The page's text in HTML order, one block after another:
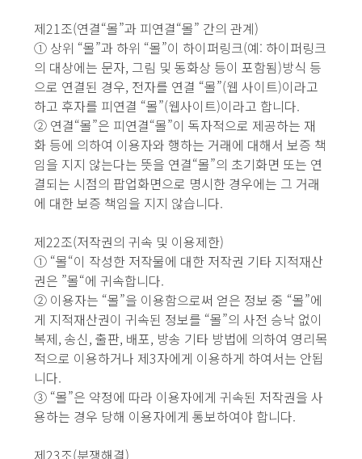
제21조(연결“몰”과 피연결“몰” 간의 관계)
① 상위 “몰”과 하위 “몰”이 하이퍼링크(예: 하이퍼링크
의 대상에는 문자, 그림 및 동화상 등이 포함됨)방식 등
으로 연결된 경우, 전자를 연결 “몰”(웹 사이트)이라고
하고 후자를 피연결 “몰”(웹사이트)이라고 합니다.
② 연결“몰”은 피연결“몰”이 독자적으로 제공하는 재
화 등에 의하여 이용자와 행하는 거래에 대해서 보증 책
임을 지지 않는다는 뜻을 연결“몰”의 초기화면 또는 연
결되는 시점의 팝업화면으로 명시한 경우에는 그 거래
에 대한 보증 책임을 지지 않습니다.
제22조(저작권의 귀속 및 이용제한)
① “몰“이 작성한 저작물에 대한 저작권 기타 지적재산
권은 ”몰“에 귀속합니다.
② 이용자는 “몰”을 이용함으로써 얻은 정보 중 “몰”에
게 지적재산권이 귀속된 정보를 “몰”의 사전 승낙 없이
복제, 송신, 출판, 배포, 방송 기타 방법에 의하여 영리목
적으로 이용하거나 제3자에게 이용하게 하여서는 안됩
니다.
③ “몰”은 약정에 따라 이용자에게 귀속된 저작권을 사
용하는 경우 당해 이용자에게 통보하여야 합니다.
제23조(분쟁해결)